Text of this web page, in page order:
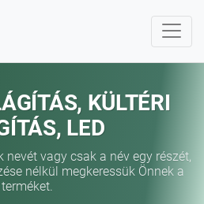
KÜLTÉRI
LED
vagy csak a név egy részét,
nélkül megkeressük Önnek a
terméket.